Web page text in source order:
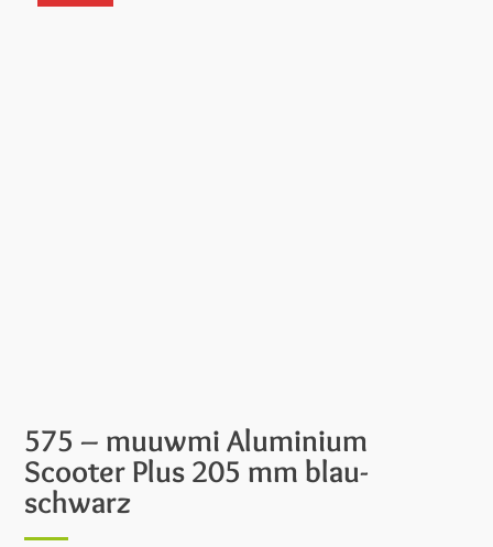
575 – muuwmi Aluminium
Scooter Plus 205 mm blau-
schwarz